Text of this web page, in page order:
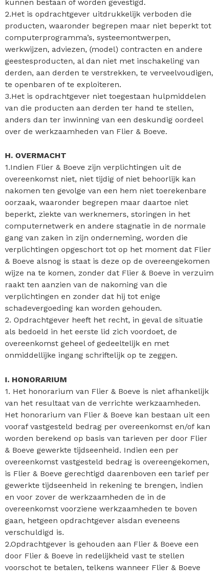
kunnen bestaan of worden gevestigd.
2.Het is opdrachtgever uitdrukkelijk verboden die
producten, waaronder begrepen maar niet beperkt tot
computerprogramma’s, systeemontwerpen,
werkwijzen, adviezen, (model) contracten en andere
geestesproducten, al dan niet met inschakeling van
derden, aan derden te verstrekken, te verveelvoudigen,
te openbaren of te exploiteren.
3.Het is opdrachtgever niet toegestaan hulpmiddelen
van die producten aan derden ter hand te stellen,
anders dan ter inwinning van een deskundig oordeel
over de werkzaamheden van Flier & Boeve.
H. OVERMACHT
1.Indien Flier & Boeve zijn verplichtingen uit de
overeenkomst niet, niet tijdig of niet behoorlijk kan
nakomen ten gevolge van een hem niet toerekenbare
oorzaak, waaronder begrepen maar daartoe niet
beperkt, ziekte van werknemers, storingen in het
computernetwerk en andere stagnatie in de normale
gang van zaken in zijn onderneming, worden die
verplichtingen opgeschort tot op het moment dat Flier
& Boeve alsnog is staat is deze op de overeengekomen
wijze na te komen, zonder dat Flier & Boeve in verzuim
raakt ten aanzien van de nakoming van die
verplichtingen en zonder dat hij tot enige
schadevergoeding kan worden gehouden.
2. Opdrachtgever heeft het recht, in geval de situatie
als bedoeld in het eerste lid zich voordoet, de
overeenkomst geheel of gedeeltelijk en met
onmiddellijke ingang schriftelijk op te zeggen.
I. HONORARIUM
1. Het honorarium van Flier & Boeve is niet afhankelijk
van het resultaat van de verrichte werkzaamheden.
Het honorarium van Flier & Boeve kan bestaan uit een
vooraf vastgesteld bedrag per overeenkomst en/of kan
worden berekend op basis van tarieven per door Flier
& Boeve gewerkte tijdseenheid. Indien een per
overeenkomst vastgesteld bedrag is overeengekomen,
is Flier & Boeve gerechtigd daarenboven een tarief per
gewerkte tijdseenheid in rekening te brengen, indien
en voor zover de werkzaamheden de in de
overeenkomst voorziene werkzaamheden te boven
gaan, hetgeen opdrachtgever alsdan eveneens
verschuldigd is.
2.Opdrachtgever is gehouden aan Flier & Boeve een
door Flier & Boeve in redelijkheid vast te stellen
voorschot te betalen, telkens wanneer Flier & Boeve